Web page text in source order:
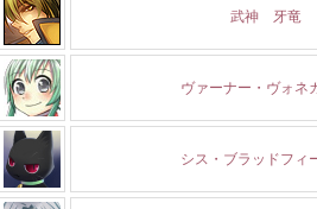
武神 牙竜
ヴァーナー・ヴォネ
シス・ブラッドフィ